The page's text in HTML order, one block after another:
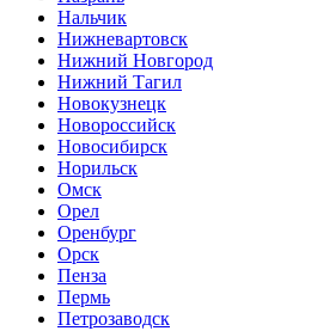
Нальчик
Нижневартовск
Нижний Новгород
Нижний Тагил
Новокузнецк
Новороссийск
Новосибирск
Норильск
Омск
Орел
Оренбург
Орск
Пенза
Пермь
Петрозаводск